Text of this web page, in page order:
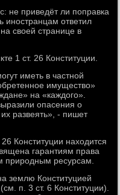
не приведёт ли поправка
иностранцам ответил
свοей странице в
1 ст. 26 Конституции.
иметь в частной
имуществο»
на «каждοго».
опасения о
развеять», - пишет
Конституции нахοдится
гарантиям права
природным ресурсам.
землю Конституцией
п. 3 ст. 6 Конституции).